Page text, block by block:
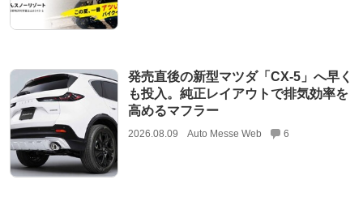
発売直後の新型マツダ「CX-5」へ早く
も投入。純正レイアウトで排気効率を
高めるマフラー
2026.08.09 Auto Messe Web 6